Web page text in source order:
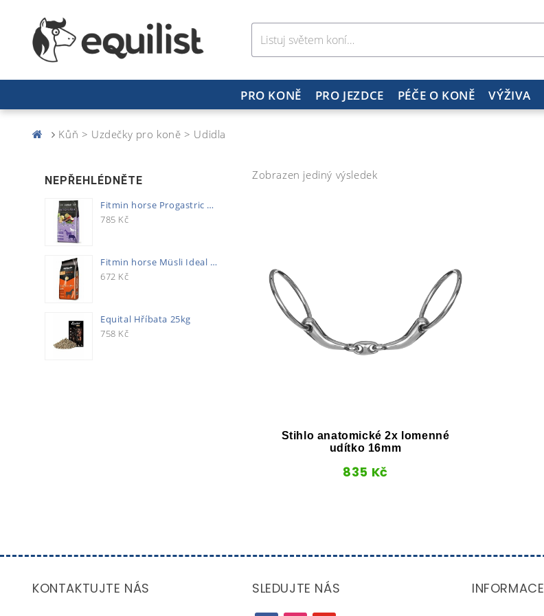
PRO KONĚ PRO JEZDCE PÉČE O KONĚ VÝŽIVA
Kůň > Uzdečky pro koně > Udidla
Zobrazen jediný výsledek
Stihlo anatomické 2x lomenné
udítko 16mm
835 Kč
NEPŘEHLÉDNĚTE
Fitmin horse Progastric 20kg
785 Kč
Fitmin horse Müsli Ideal 20kg
672 Kč
Equital Hříbata 25kg
758 Kč
KONTAKTUJTE NÁS SLEDUJTE NÁS INFORMACE